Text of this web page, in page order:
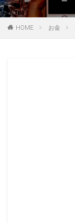
HOME お金